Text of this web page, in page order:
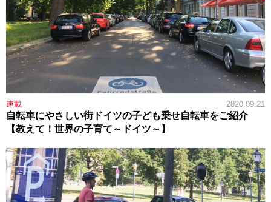
連載 2020.09.21
自転車にやさしい街ドイツの子ども乗せ自転車をご紹介
【教えて！世界の子育て～ドイツ～】